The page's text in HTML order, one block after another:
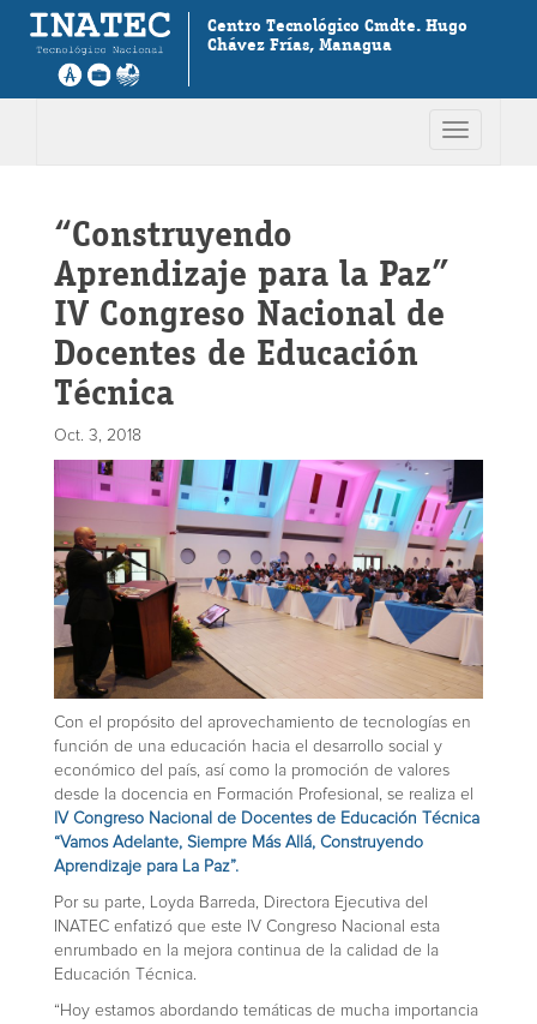
Centro Tecnológico Cmdte. Hugo
Chávez Frías, Managua
Toggle
“Construyendo
Aprendizaje para la Paz”
IV Congreso Nacional de
Docentes de Educación
Técnica
Oct. 3, 2018
Con el propósito del aprovechamiento de tecnologías en
función de una educación hacia el desarrollo social y
económico del país, así como la promoción de valores
desde la docencia en Formación Profesional, se realiza el
IV Congreso Nacional de Docentes de Educación Técnica
“Vamos Adelante, Siempre Más Allá, Construyendo
Aprendizaje para La Paz”.
Por su parte, Loyda Barreda, Directora Ejecutiva del
INATEC enfatizó que este IV Congreso Nacional esta
enrumbado en la mejora continua de la calidad de la
Educación Técnica.
“Hoy estamos abordando temáticas de mucha importancia